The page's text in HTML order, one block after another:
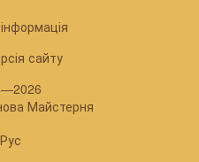
сайту
Майстерня
Рус